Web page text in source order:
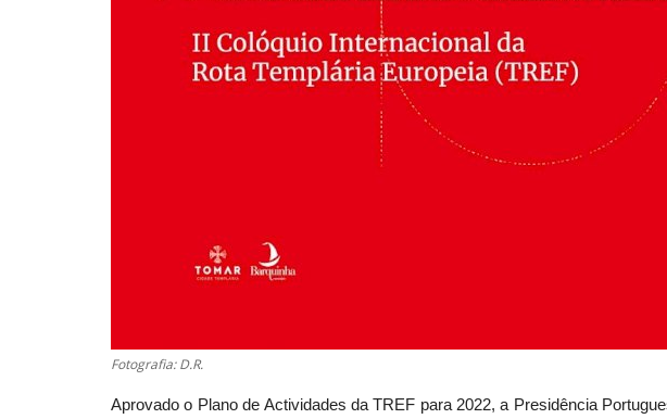
Fotografia: D.R.
Aprovado o Plano de Actividades da TREF para 2022, a Presidência